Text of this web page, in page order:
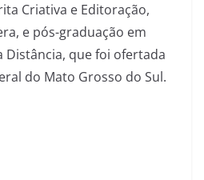
Criativa e Editoração,
e pós-graduação em
Distância, que foi ofertada
do Mato Grosso do Sul.